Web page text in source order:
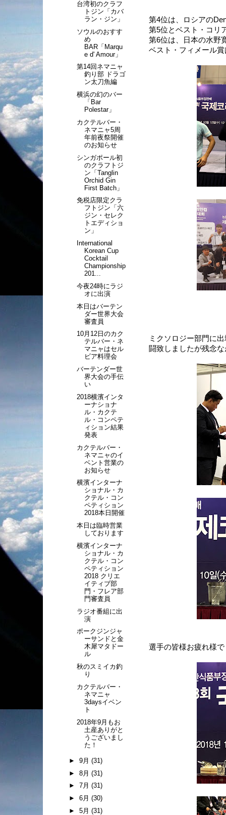
第4位は、ロシアの
第5位とベスト・コリ
第6位は、日本の水野
ベスト・フィメール
ミクソロジー部門に
闘致しましたが残念
選手の皆様お疲れ様
台湾初のクラフ
トジン「カバ
ラン・ジン」
ソウルのおすす
め
BAR「Marqu
e d' Amour」
第14回ネマニャ
釣り部 ドラゴ
ン太刀魚編
横浜の幻のバー
「Bar
Polestar」
カクテルバー・
ネマニャ5周
年前夜祭開催
のお知らせ
シンガポール初
のクラフトジ
ン「Tanglin
Orchid Gin
First Batch」
免税店限定クラ
フトジン「六
ジン・セレク
トエディショ
ン」
International
Korean Cup
Cocktail
Championship
201...
今夜24時にラジ
オに出演
本日はバーテン
ダー世界大会
審査員
10月12日のカク
テルバー・ネ
マニャはセル
ビア料理会
バーテンダー世
界大会の手伝
い
2018横濱インタ
ーナショナ
ル・カクテ
ル・コンペテ
ィション結果
発表
カクテルバー・
ネマニャのイ
ベント営業の
お知らせ
横濱インターナ
ショナル・カ
クテル・コン
ペティション
2018本日開催
本日は臨時営業
しております
横濱インターナ
ショナル・カ
クテル・コン
ペティション
2018 クリエ
イティブ部
門・フレア部
門審査員
ラジオ番組に出
演
ポークジンジャ
ーサンドと金
木犀マタドー
ル
秋のスミイカ釣
り
カクテルバー・
ネマニャ
3daysイベン
ト
2018年9月もお
土産ありがと
うございまし
た！
► 9月 (31)
► 8月 (31)
► 7月 (31)
► 6月 (30)
► 5月 (31)